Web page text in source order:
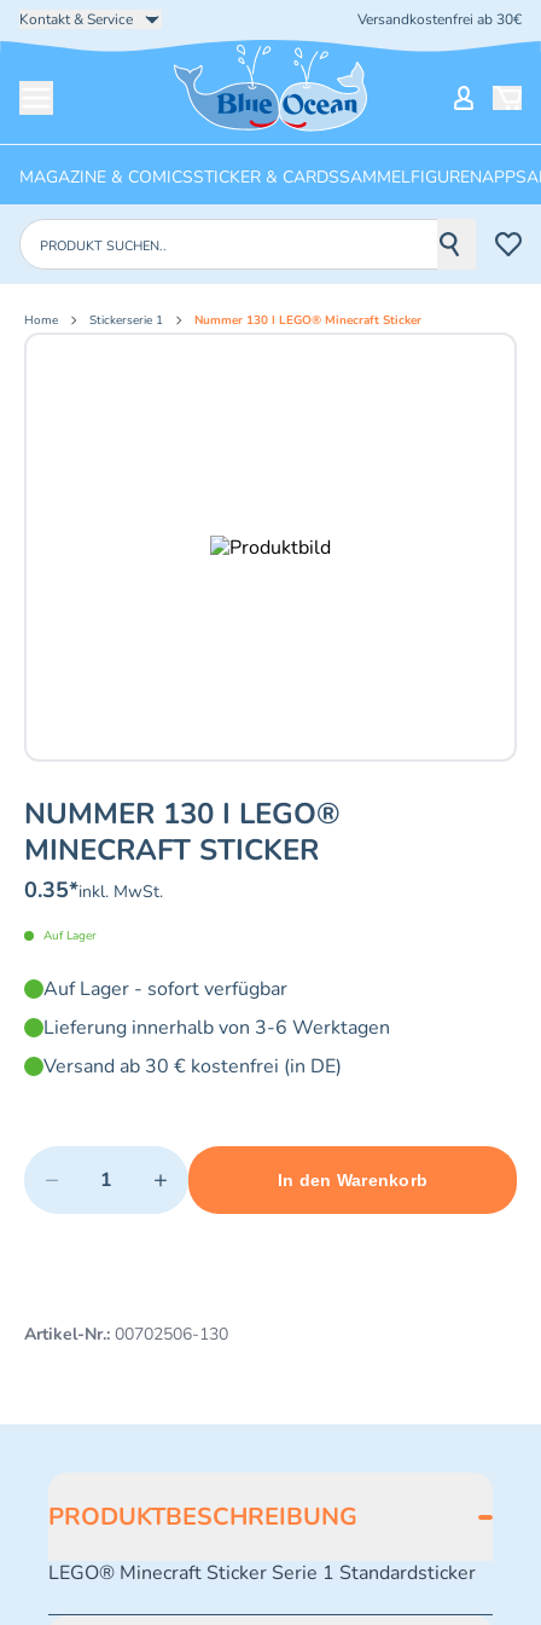
Kontakt & Service Versandkostenfrei ab 30€
Startseite
MAGAZINE & COMICSSTICKER & CARDSSAMMELFIGURENAPPS
Produkte suchen
Home Stickerserie 1 Nummer 130 I LEGO® Minecraft Sticker
NUMMER 130 I LEGO®
MINECRAFT STICKER
0.35*inkl. MwSt.
Auf Lager
Auf Lager - sofort verfügbar
Lieferung innerhalb von 3-6 Werktagen
Versand ab 30 € kostenfrei (in DE)
Quantity
− +
Minimum quantity: 1 Maximum quantity: 3
In den Warenkorb
Add 1 item to cart
Artikel-Nr.: 00702506-130
PRODUKTBESCHREIBUNG
LEGO® Minecraft Sticker Serie 1 Standardsticker